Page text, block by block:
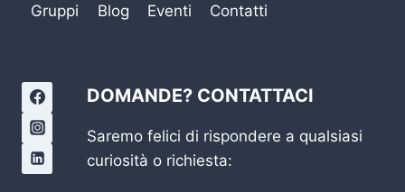
Gruppi
Blog Eventi Contatti
DOMANDE? CONTATTACI
Saremo felici di rispondere a qualsiasi
curiosità o richiesta: